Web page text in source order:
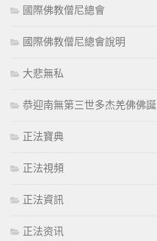
國際佛教僧尼總會
國際佛教僧尼總會說明
大悲無私
恭迎南無第三世多杰羌佛佛誕
正法寶典
正法視頻
正法資訊
正法资讯